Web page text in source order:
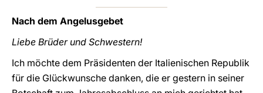
Nach dem Angelusgebet
Liebe Brüder und Schwestern!
Ich möchte dem Präsidenten der Italienischen Republik
für die Glückwunsche danken, die er gestern in seiner